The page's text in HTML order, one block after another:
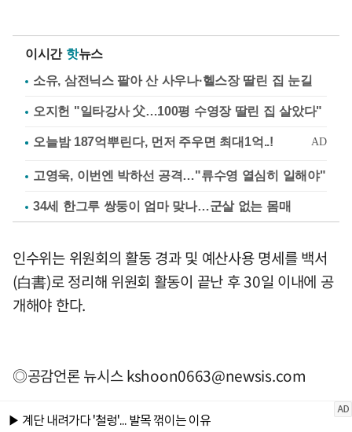
이시간 핫뉴스
소유, 삼전닉스 팔아 산 사우나·헬스장 딸린 집 눈길
오지헌 "일타강사 父…100평 수영장 딸린 집 살았다"
고영욱, 이번엔 박하선 공격…"류수영 열심히 일해야"
34세 한그루 쌍둥이 엄마 맞나…군살 없는 몸매
인수위는 위원회의 활동 경과 및 예산사용 명세를 백서
(白書)로 정리해 위원회 활동이 끝난 후 30일 이내에 공
개해야 한다.
◎공감언론 뉴시스kshoon0663@newsis.com